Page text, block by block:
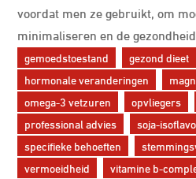
voordat men ze gebruikt, om
minimaliseren en de
gemoedstoestand gezond dieet
hormonale veranderingen
omega-3 vetzuren
opvliegers
professional advies
soja-
specifieke behoeften
vermoeidheid
vitamine b-